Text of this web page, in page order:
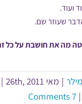
ועוד.
שעוזר שם.
מה את חושבת על כל
| מאי 26th, 2011 |
|
7 Comments